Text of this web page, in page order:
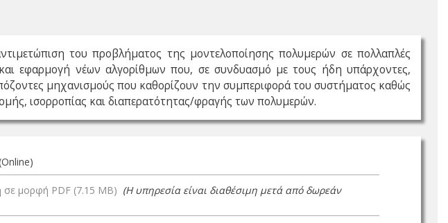
του προβλήματος της μοντελοποίησης πολυμερών σε πολλαπλές
εφαρμογή νέων αλγορίθμων που, σε συνδυασμό με τους ήδη υπάρχοντες,
μηχανισμούς που καθορίζουν την συμπεριφορά του συστήματος καθώς
ισορροπίας και διαπερατότητας/φραγής των πολυμερών.
σε μορφή PDF (7.15 MB) (Η υπηρεσία είναι διαθέσιμη μετά από δωρεάν